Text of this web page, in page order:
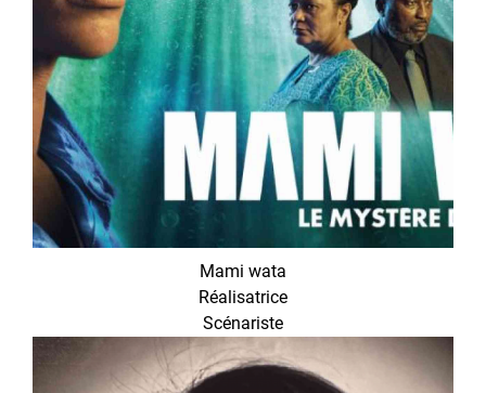
Mami wata
Réalisatrice
Scénariste